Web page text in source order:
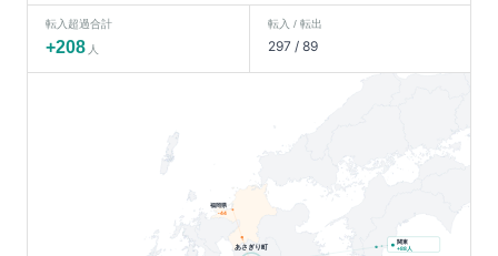
転入超過合計
+208 人
転入 / 転出
297 / 89
福岡県
-44
あさぎり町
関東
+88人